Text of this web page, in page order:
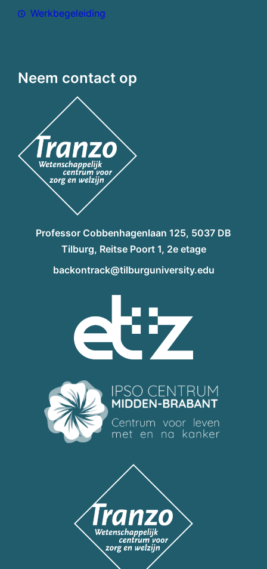
Werkbegeleiding
Neem contact op
Professor Cobbenhagenlaan 125, 5037 DB
Tilburg, Reitse Poort 1, 2e etage
backontrack@tilburguniversity.edu